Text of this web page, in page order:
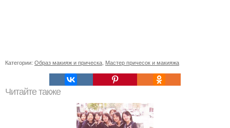
Категории: Образ макияж и прическа Мастер причесок и макияжа
Читайте также